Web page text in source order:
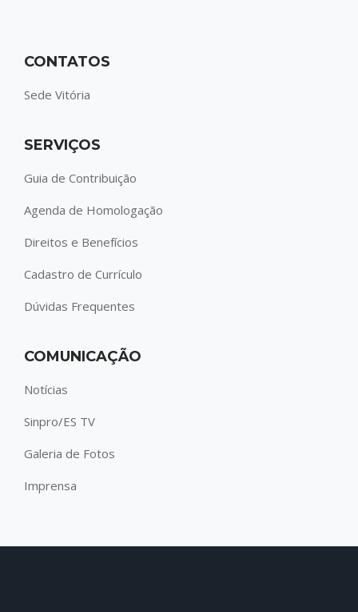
CONTATOS
Sede Vitória
SERVIÇOS
Guia de Contribuição
Agenda de Homologação
Direitos e Benefícios
Cadastro de Currículo
Dúvidas Frequentes
COMUNICAÇÃO
Notícias
Sinpro/ES TV
Galeria de Fotos
Imprensa